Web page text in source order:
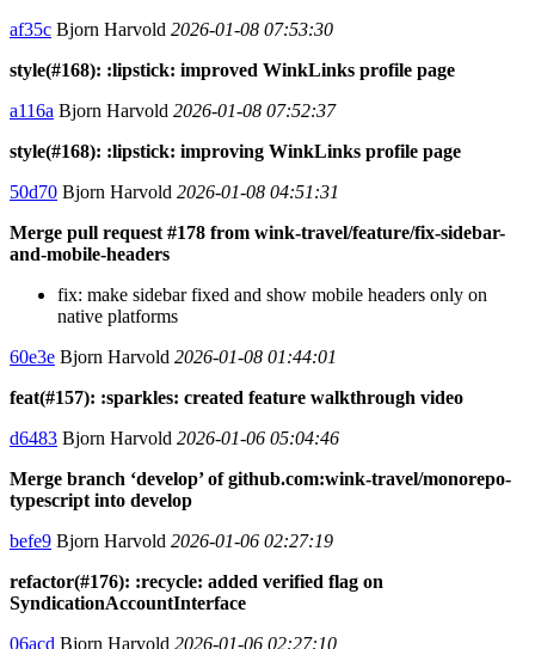
af35c Bjorn Harvold 2026-01-08 07:53:30
style(#168): :lipstick: improved WinkLinks profile page
a116a Bjorn Harvold 2026-01-08 07:52:37
style(#168): :lipstick: improving WinkLinks profile page
50d70 Bjorn Harvold 2026-01-08 04:51:31
Merge pull request #178 from wink-travel/feature/fix-sidebar-
and-mobile-headers
fix: make sidebar fixed and show mobile headers only on
native platforms
60e3e Bjorn Harvold 2026-01-08 01:44:01
feat(#157): :sparkles: created feature walkthrough video
d6483 Bjorn Harvold 2026-01-06 05:04:46
Merge branch ‘develop’ of github.com:wink-travel/monorepo-
typescript into develop
befe9 Bjorn Harvold 2026-01-06 02:27:19
refactor(#176): :recycle: added verified flag on
SyndicationAccountInterface
06acd Bjorn Harvold 2026-01-06 02:27:10